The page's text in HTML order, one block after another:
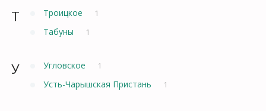
Т Троицкое 1
Табуны 1
У Угловское 1
Усть-Чарышская Пристань 1